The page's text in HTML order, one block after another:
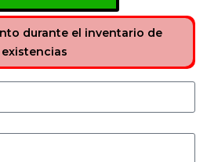
durante el inventario de
existencias